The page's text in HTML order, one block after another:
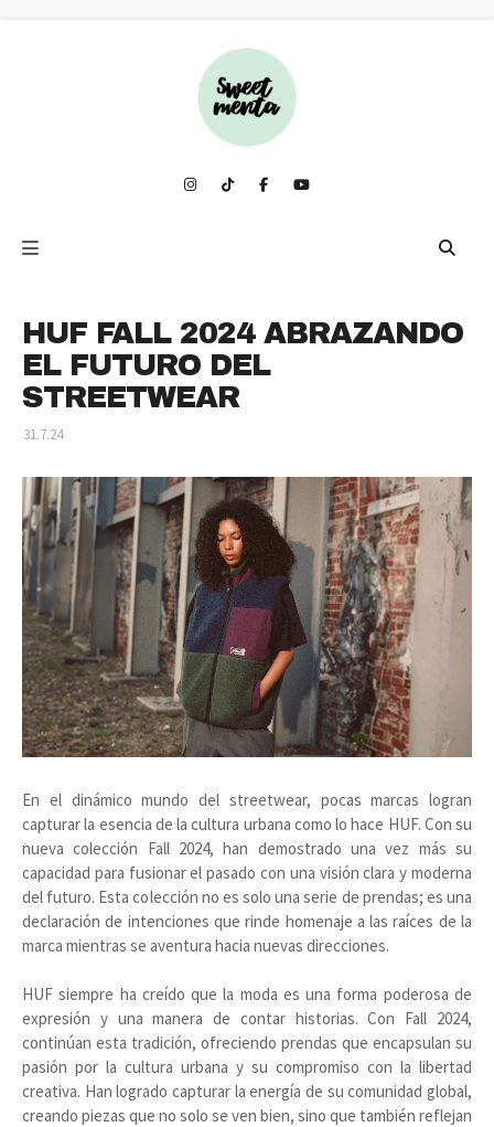
HUF FALL 2024 ABRAZANDO
EL FUTURO DEL
STREETWEAR
31.7.24
En el dinámico mundo del streetwear, pocas marcas logran
capturar la esencia de la cultura urbana como lo hace HUF. Con su
nueva colección Fall 2024, han demostrado una vez más su
capacidad para fusionar el pasado con una visión clara y moderna
del futuro. Esta colección no es solo una serie de prendas; es una
declaración de intenciones que rinde homenaje a las raíces de la
marca mientras se aventura hacia nuevas direcciones.
HUF siempre ha creído que la moda es una forma poderosa de
expresión y una manera de contar historias. Con Fall 2024,
continúan esta tradición, ofreciendo prendas que encapsulan su
pasión por la cultura urbana y su compromiso con la libertad
creativa. Han logrado capturar la energía de su comunidad global,
creando piezas que no solo se ven bien, sino que también reflejan